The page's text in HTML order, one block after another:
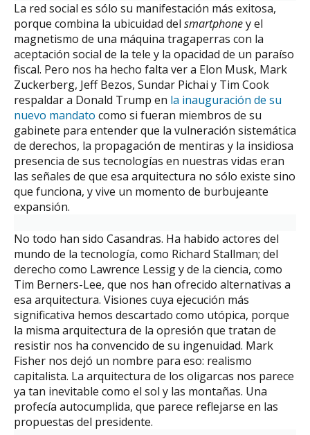
La red social es sólo su manifestación más exitosa,
porque combina la ubicuidad del smartphoney el
magnetismo de una máquina tragaperras con la
aceptación social de la tele y la opacidad de un paraíso
fiscal. Pero nos ha hecho falta ver a Elon Musk, Mark
Zuckerberg, Jeff Bezos, Sundar Pichai y Tim Cook
respaldar a Donald Trump en la inauguración de su
nuevo mandato como si fueran miembros de su
gabinete para entender que la vulneración sistemática
de derechos, la propagación de mentiras y la insidiosa
presencia de sus tecnologías en nuestras vidas eran
las señales de que esa arquitectura no sólo existe sino
que funciona, y vive un momento de burbujeante
expansión.
No todo han sido Casandras. Ha habido actores del
mundo de la tecnología, como Richard Stallman; del
derecho como Lawrence Lessig y de la ciencia, como
Tim Berners-Lee, que nos han ofrecido alternativas a
esa arquitectura. Visiones cuya ejecución más
significativa hemos descartado como utópica, porque
la misma arquitectura de la opresión que tratan de
resistir nos ha convencido de su ingenuidad. Mark
Fisher nos dejó un nombre para eso: realismo
capitalista. La arquitectura de los oligarcas nos parece
ya tan inevitable como el sol y las montañas. Una
profecía autocumplida, que parece reflejarse en las
propuestas del presidente.